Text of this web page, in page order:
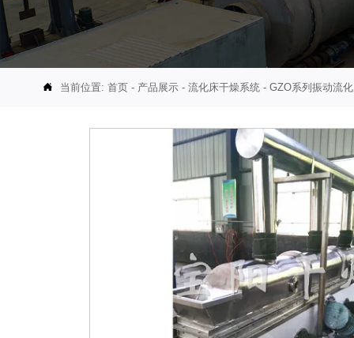
 当前位置:首页 - 产品展示 -流化床干燥系统 -GZO系列振动流